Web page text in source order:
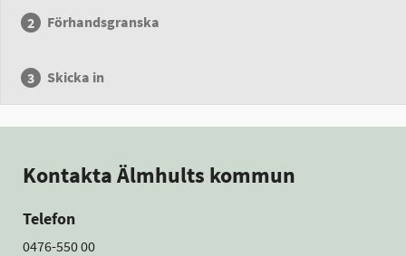
Förhandsgranska
Skicka in
Kontakta Älmhults kommun
Telefon
0476-550 00